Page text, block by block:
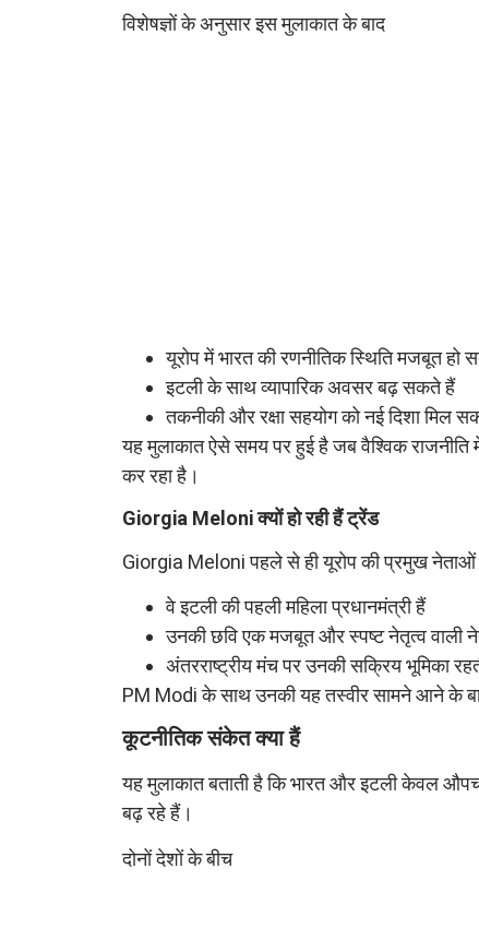
विशेषज्ञों के अनुसार इस मुलाकात के बाद
यूरोप में भारत की रणनीतिक स्थिति मजबूत हो
इटली के साथ व्यापारिक अवसर बढ़ सकते हैं
तकनीकी और रक्षा सहयोग को नई दिशा मिल
यह मुलाकात ऐसे समय पर हुई है जब वैश्विक
कर रहा है।
Giorgia Meloni क्यों हो रही हैं ट्रेंड
Giorgia Meloni पहले से ही यूरोप की प्रमुख नेताओं
वे इटली की पहली महिला प्रधानमंत्री हैं
उनकी छवि एक मजबूत और स्पष्ट नेतृत्व वाली
अंतरराष्ट्रीय मंच पर उनकी सक्रिय भूमिका
PM Modi के साथ उनकी यह तस्वीर सामने आने के
कूटनीतिक संकेत क्या हैं
यह मुलाकात बताती है कि भारत और इटली केवल
बढ़ रहे हैं।
दोनों देशों के बीच